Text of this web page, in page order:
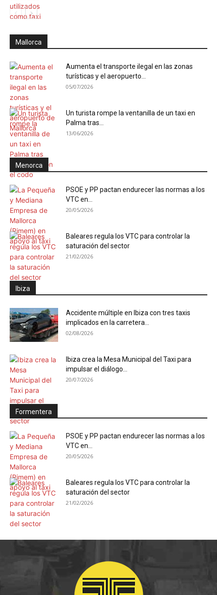
Mallorca
Aumenta el transporte ilegal en las zonas
turísticas y el aeropuerto...
05/07/2026
Un turista rompe la ventanilla de un taxi en
Palma tras...
13/06/2026
Menorca
PSOE y PP pactan endurecer las normas a los
VTC en...
20/05/2026
Baleares regula los VTC para controlar la
saturación del sector
21/02/2026
Ibiza
Accidente múltiple en Ibiza con tres taxis
implicados en la carretera...
02/08/2026
Ibiza crea la Mesa Municipal del Taxi para
impulsar el diálogo...
20/07/2026
Formentera
PSOE y PP pactan endurecer las normas a los
VTC en...
20/05/2026
Baleares regula los VTC para controlar la
saturación del sector
21/02/2026